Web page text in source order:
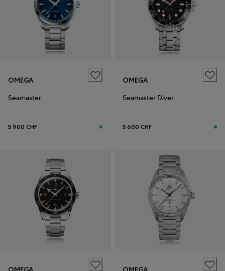
OMEGA
Seamaster
5 900 CHF
OMEGA
Seamaster Diver
5 600 CHF